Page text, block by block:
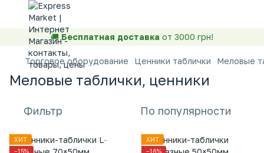
🚚 Бесплатная доставка от 3000 грн!
Торговое оборудование Ценники таблички Меловые
Меловые таблички, ценники
Фильтр По популярности
ХИТ
−15%
ХИТ
−16%